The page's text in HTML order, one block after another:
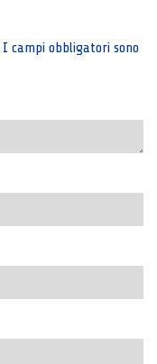
I campi obbligatori sono